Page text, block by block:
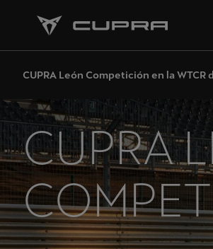
CUPRA León Competición en la WTCR
CUPRA